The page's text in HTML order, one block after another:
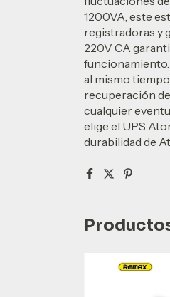
1200VA, este
registradoras y
220V CA
al mismo
recuperación
cualquier
elige el UPS
durabilidad de